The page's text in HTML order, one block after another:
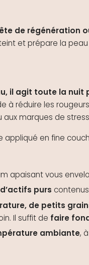
de
et prépare la
il agit toute la
à réduire les
aux marques de stress
appliqué en fine
apaisant vous
purs
de petits
Il suffit de faire
ambiante,